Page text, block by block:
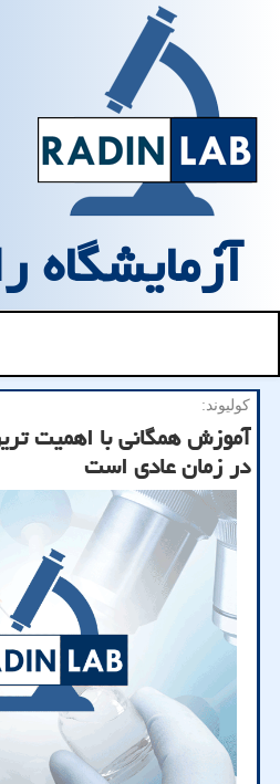
آزمایشگاه
كولیوند:
آموزش همگانی با اهمیت
در زمان عادی است